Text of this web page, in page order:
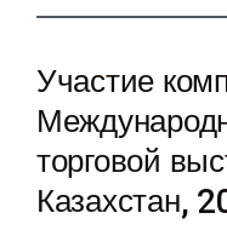
Участие
торговой
Казахстан,